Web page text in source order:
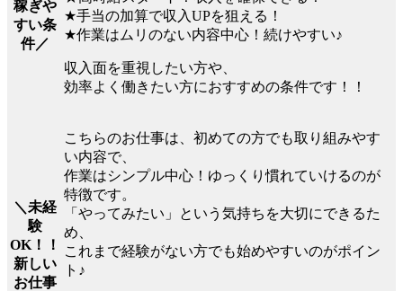
稼ぎや
すい条
件／
★手当の加算で収入UPを狙える！
★作業はムリのない内容中心！続けやすい♪
収入面を重視したい方や、
効率よく働きたい方におすすめの条件です！！
＼未経
験
OK！！
新しい
お仕事
こちらのお仕事は、初めての方でも取り組みやす
い内容で、
作業はシンプル中心！ゆっくり慣れていけるのが
特徴です。
「やってみたい」という気持ちを大切にできるた
め、
これまで経験がない方でも始めやすいのがポイン
ト♪